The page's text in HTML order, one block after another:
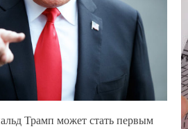
Трамп может стать первым